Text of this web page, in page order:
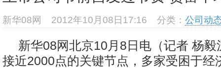
基
恒
新华08网 2012年10月08日17:16 分类： 公司动
新华08网北京10月8日电（记者 杨
接近2000点的关键节点，多家受困于经